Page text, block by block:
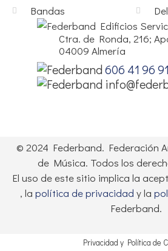
Bandas
Edificios
Ctra. de Ronda, 216;
04009 Almería
606 41 96 91
© 2024 Federband. Federación
de Música. Todos los
El uso de este sitio implica la
, la política de privacidad y la
Federband.
Privacidad y Política de